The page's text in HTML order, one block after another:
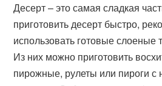
Десерт – это самая сладкая
приготовить десерт быстро,
использовать готовые слоеные
Из них можно приготовить
пирожные, рулеты или пироги с